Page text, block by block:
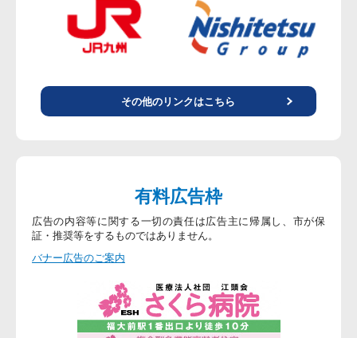
その他のリンクはこちら
有料広告枠
広告の内容等に関する一切の責任は広告主に帰属し、市が保
証・推奨等をするものではありません。
バナー広告のご案内